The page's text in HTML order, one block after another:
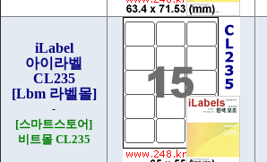
iLabel
아이라벨
CL235
[Lbm 라벨몰]
-
[스마트스토어]
비트몰 CL235